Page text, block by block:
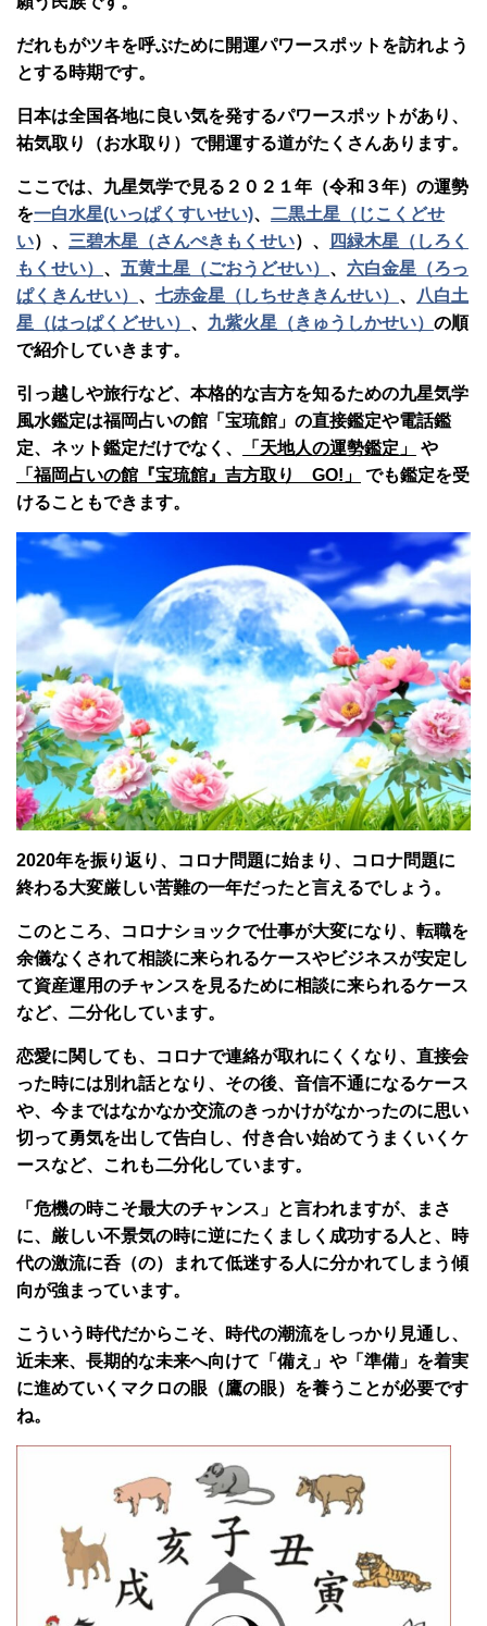
だれもがツキを呼ぶために開運パワースポットを訪れよう
とする時期です。
日本は全国各地に良い気を発するパワースポットがあり、
祐気取り（お水取り）で開運する道がたくさんあります。
ここでは、九星気学で見る２０２１年（令和３年）の運勢
を一白水星(いっぱくすいせい)、 二黒土星（じこくどせ
い）、 三碧木星（さんぺきもくせい）、
四緑木星（しろく
もくせい） 、 五黄土星（ごおうどせい） 、 六白金星（ろっ
ぱくきんせい） 、 七赤金星（しちせききんせい） 、
八白土
星（はっぱくどせい） 、 九紫火星（きゅうしかせい） の順
で紹介していきます。
引っ越しや旅行など、本格的な吉方を知るための九星気学
風水鑑定は福岡占いの館「宝琉館」の直接鑑定や電話鑑
定、ネット鑑定だけでなく、
「天地人の運勢鑑定」
や
「福岡占いの館『宝琉館』吉方取り GO!」
でも鑑定を受
けることもできます。
2020年を振り返り、コロナ問題に始まり、コロナ問題に
終わる大変厳しい苦難の一年だったと言えるでしょう。
このところ、コロナショックで仕事が大変になり、転職を
余儀なくされて相談に来られるケースやビジネスが安定し
て資産運用のチャンスを見るために相談に来られるケース
など、二分化しています。
恋愛に関しても、コロナで連絡が取れにくくなり、直接会
った時には別れ話となり、その後、音信不通になるケース
や、今まではなかなか交流のきっかけがなかったのに思い
切って勇気を出して告白し、付き合い始めてうまくいくケ
ースなど、これも二分化しています。
「危機の時こそ最大のチャンス」と言われますが、まさ
に、厳しい不景気の時に逆にたくましく成功する人と、時
代の激流に呑（の）まれて低迷する人に分かれてしまう傾
向が強まっています。
こういう時代だからこそ、時代の潮流をしっかり見通し、
近未来、長期的な未来へ向けて「備え」や「準備」を着実
に進めていくマクロの眼（鷹の眼）を養うことが必要です
ね。